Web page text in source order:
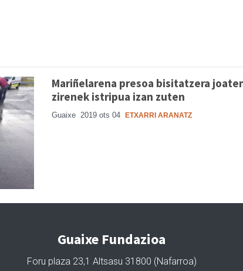
Mariñelarena presoa bisitatzera
zirenek istripua izan zuten
Guaixe 2019 ots 04 ETXARRI ARANATZ
Guaixe Fundazioa
Foru plaza 23,1 Altsasu 31800 (Nafarroa)